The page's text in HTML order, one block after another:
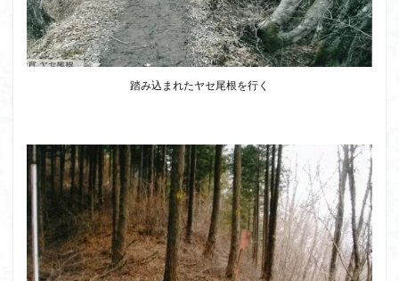
踏み込まれたヤセ尾根を行く